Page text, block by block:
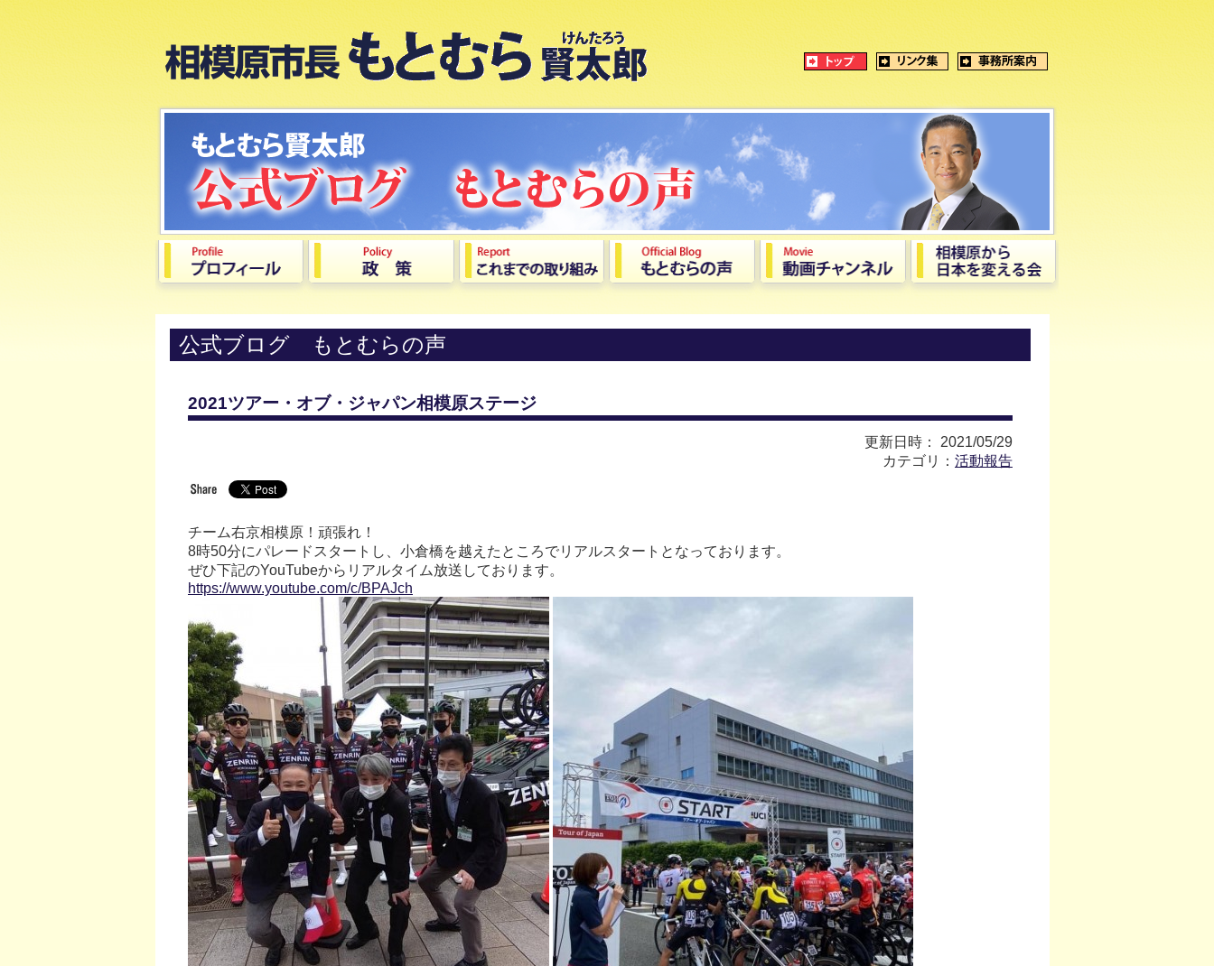
公式ブログ もとむらの声
2021ツアー・オブ・ジャパン相模原ステージ
更新日時： 2021/05/29
カテゴリ： 活動報告
チーム右京相模原！頑張れ！
8時50分にパレードスタートし、小倉橋を越えたところでリアルスタートとなっております。
ぜひ下記のYouTubeからリアルタイム放送しております。
https://www.youtube.com/c/BPAJch